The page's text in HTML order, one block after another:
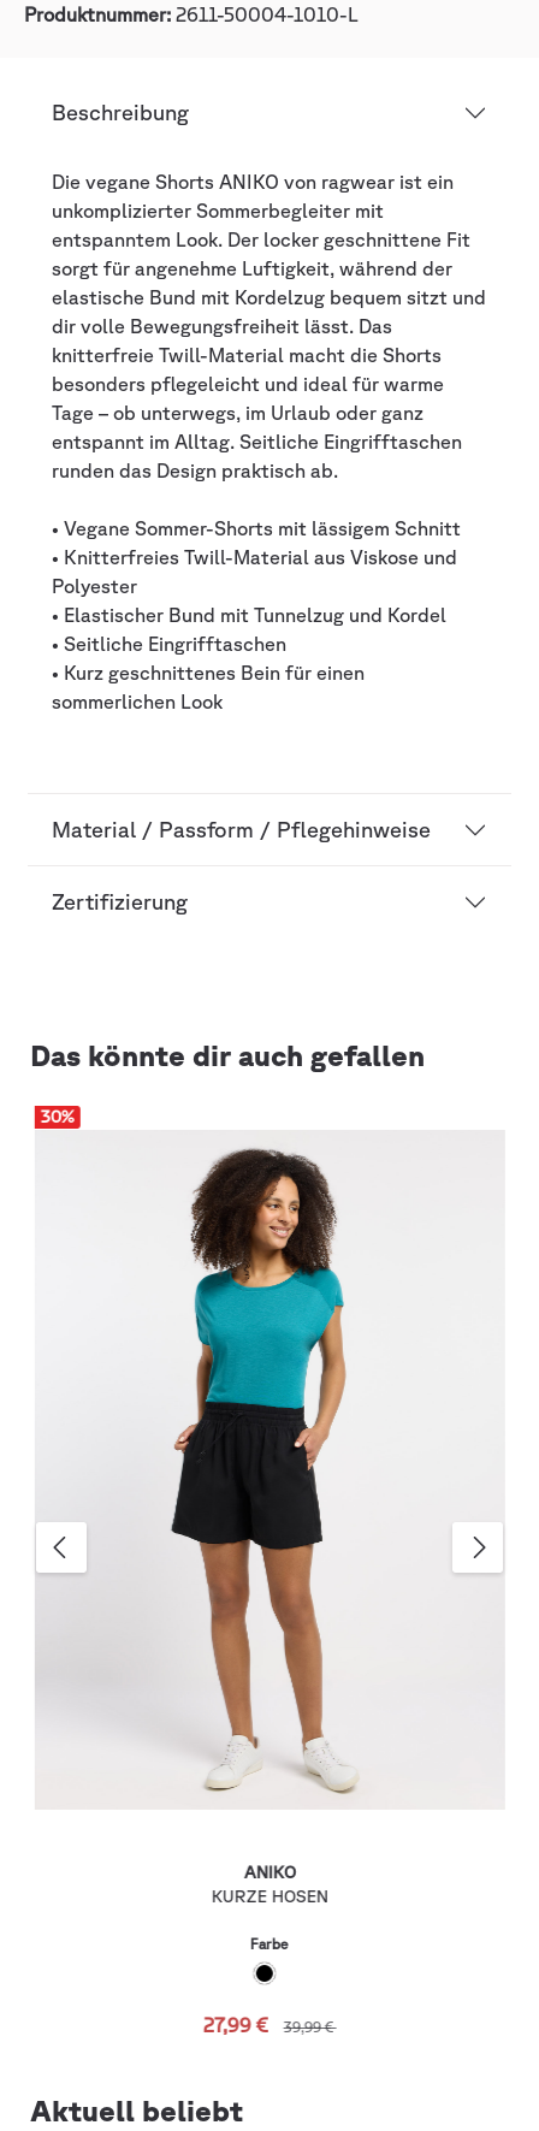
Produktnummer: 2611-50004-1010-L
Beschreibung
Die vegane Shorts ANIKO von ragwear ist ein
unkomplizierter Sommerbegleiter mit
entspanntem Look. Der locker geschnittene Fit
sorgt für angenehme Luftigkeit, während der
elastische Bund mit Kordelzug bequem sitzt und
dir volle Bewegungsfreiheit lässt. Das
knitterfreie Twill-Material macht die Shorts
besonders pflegeleicht und ideal für warme
Tage – ob unterwegs, im Urlaub oder ganz
entspannt im Alltag. Seitliche Eingrifftaschen
runden das Design praktisch ab.
• Vegane Sommer-Shorts mit lässigem Schnitt
• Knitterfreies Twill-Material aus Viskose und
Polyester
• Elastischer Bund mit Tunnelzug und Kordel
• Seitliche Eingrifftaschen
• Kurz geschnittenes Bein für einen
sommerlichen Look
Material / Passform / Pflegehinweise
Zertifizierung
Das könnte dir auch gefallen
30%
ANIKO
KURZE HOSEN
Farbe
27,99 € 39,99 €
Aktuell beliebt